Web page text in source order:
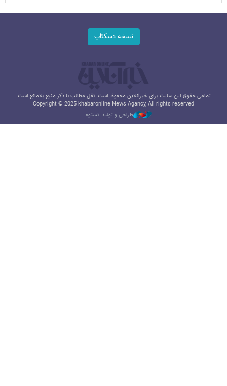
نسخه دسکتاپ
تمامی حقوق این سایت برای خبرآنلاین محفوظ است. نقل مطالب با ذکر منبع بلامانع است.
Copyright © 2025 khabaronline News Agancy, All rights reserved
طراحی و تولید: نستوه